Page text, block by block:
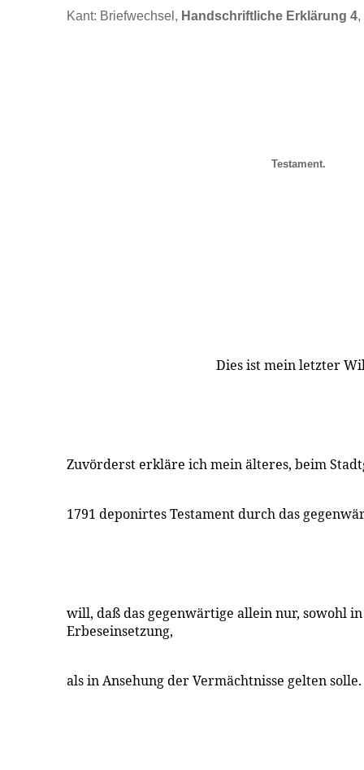
Kant: Briefwechsel, Handschriftliche Erklärung 4,
Testament.
Dies ist mein letzter
Zuvörderst erkläre ich mein älteres, beim
1791 deponirtes Testament durch das
will, daß das gegenwärtige allein nur, sowohl
Erbeseinsetzung,
als in Ansehung der Vermächtnisse gelten solle.